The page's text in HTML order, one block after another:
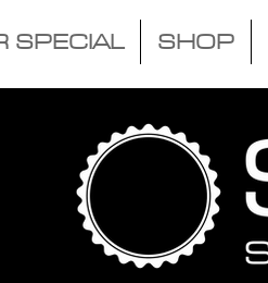
SPECIAL SHOP